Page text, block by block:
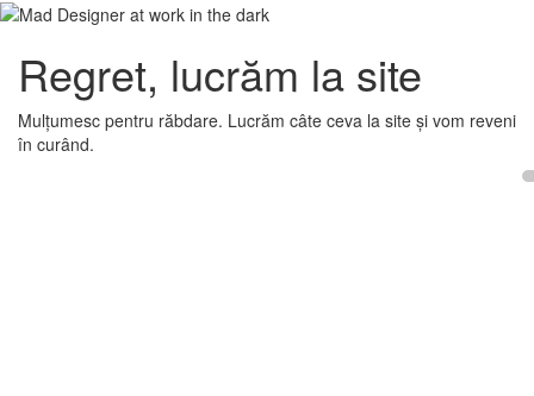
Regret, lucrăm la site
Mulțumesc pentru răbdare. Lucrăm câte ceva la site și vom reveni
în curând.